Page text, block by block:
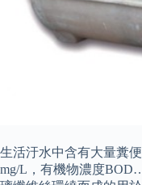
生活汙水中含有大量糞
mg/L，有機物濃度